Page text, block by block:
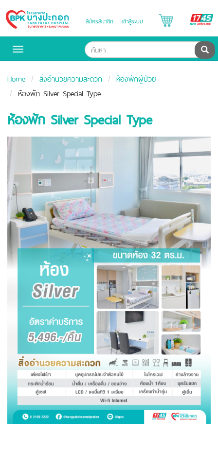
Bangpakok
Hospital
สมัครสมาชิก เข้าสู่ระบบ
Toggle
ค้น
Home สิ่งอำนวยความสะดวก
ห้องพักผู้ป่วย
ห้องพัก Silver Special Type
ห้องพัก Silver Special Type